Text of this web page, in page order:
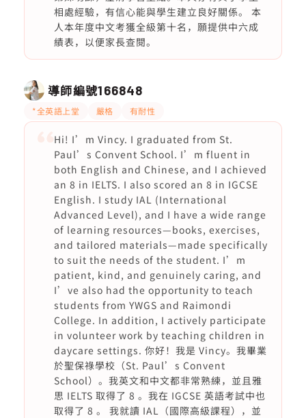
相處經驗，有信心能與學生建立良好關係。 本
人本年度中文考獲全級第十名，願提供中六成
績表，以便家長查閱。
導師編號166848
*全英語上堂 嚴格 有耐性
Hi! I’m Vincy. I graduated from St.
Paul’s Convent School. I’m fluent in
both English and Chinese, and I achieved
an 8 in IELTS. I also scored an 8 in IGCSE
English. I study IAL (International
Advanced Level), and I have a wide range
of learning resources—books, exercises,
and tailored materials—made specifically
to suit the needs of the student. I’m
patient, kind, and genuinely caring, and
I’ve also had the opportunity to teach
students from YWGS and Raimondi
College. In addition, I actively participate
in volunteer work by teaching children in
daycare settings. 你好！我是 Vincy。我畢業
於聖保祿學校（St. Paul’s Convent
School）。我英文和中文都非常熟練，並且雅
思 IELTS 取得了 8 。我在 IGCSE 英語考試中也
取得了 8 。 我就讀 IAL（國際高級課程），並